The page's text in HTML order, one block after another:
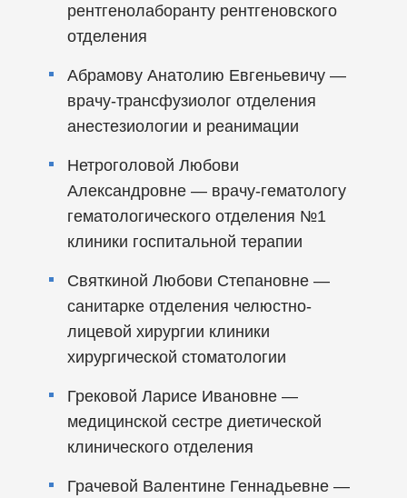
рентгенолаборанту рентгеновского
отделения
Абрамову Анатолию Евгеньевичу —
врачу-трансфузиолог отделения
анестезиологии и реанимации
Нетроголовой Любови
Александровне — врачу-гематологу
гематологического отделения №1
клиники госпитальной терапии
Святкиной Любови Степановне —
санитарке отделения челюстно-
лицевой хирургии клиники
хирургической стоматологии
Грековой Ларисе Ивановне —
медицинской сестре диетической
клинического отделения
Грачевой Валентине Геннадьевне —